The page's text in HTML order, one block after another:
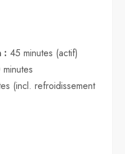
: 45 minutes (actif)
(incl. refroidissement